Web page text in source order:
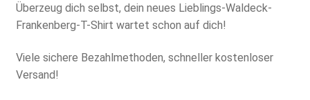
Überzeug dich selbst, dein neues Lieblings-Waldeck-
Frankenberg-T-Shirt wartet schon auf dich!
Viele sichere Bezahlmethoden, schneller kostenloser
Versand!